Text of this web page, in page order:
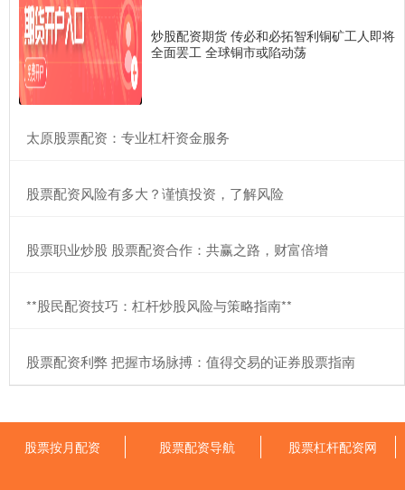
炒股配资期货 传必和必拓智利铜矿工人即将
全面罢工 全球铜市或陷动荡
​太原股票配资：专业杠杆资金服务
​股票配资风险有多大？谨慎投资，了解风险
​股票职业炒股 股票配资合作：共赢之路，财富倍增
​**股民配资技巧：杠杆炒股风险与策略指南**
​股票配资利弊 把握市场脉搏：值得交易的证券股票指南
股票按月配资 股票配资导航 股票杠杆配资网